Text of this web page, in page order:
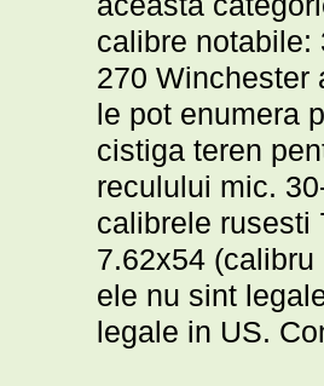
calibre notabile:
270 Winchester
le pot enumera
cistiga teren
reculului mic.
calibrele rusesti
7.62x54
ele nu sint
legale in US.